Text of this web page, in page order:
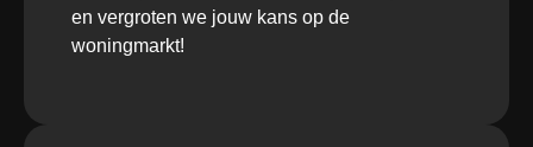
en vergroten we jouw kans op de
woningmarkt!